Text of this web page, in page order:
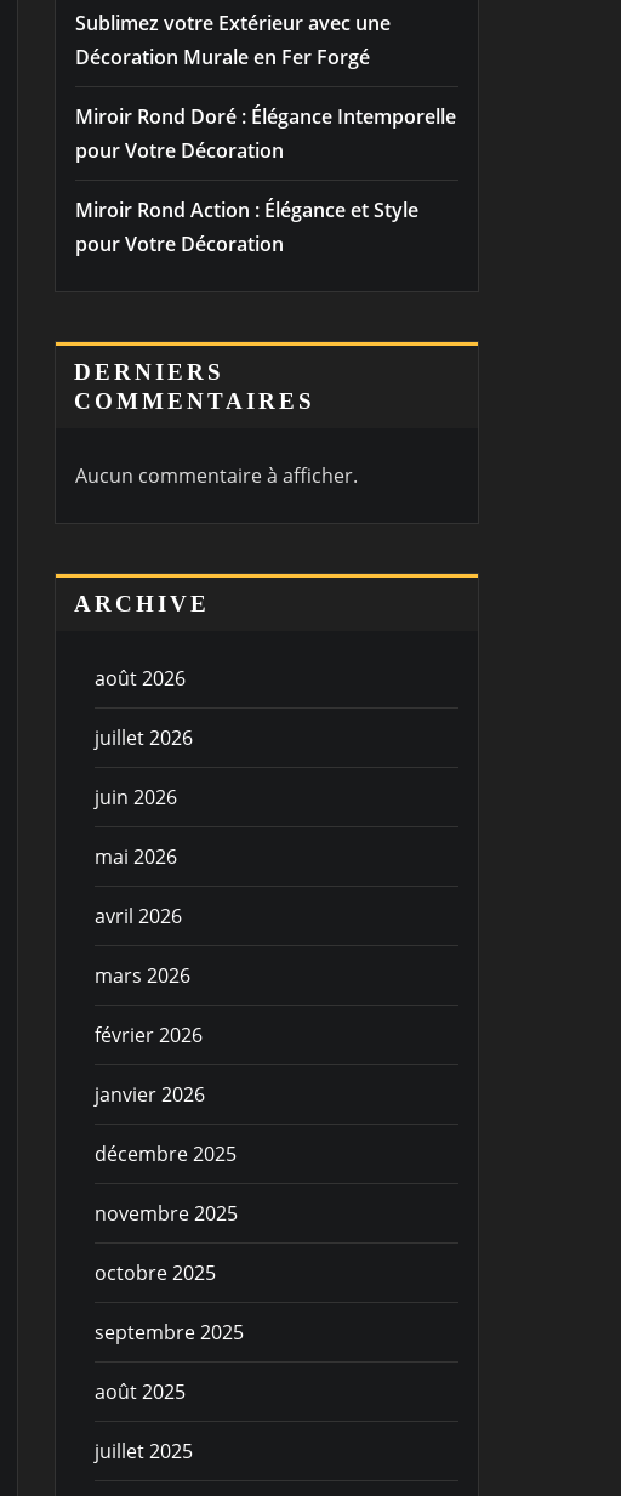
Sublimez votre Extérieur avec une
Décoration Murale en Fer Forgé
Miroir Rond Doré : Élégance Intemporelle
pour Votre Décoration
Miroir Rond Action : Élégance et Style
pour Votre Décoration
DERNIERS
COMMENTAIRES
Aucun commentaire à afficher.
ARCHIVE
août 2026
juillet 2026
juin 2026
mai 2026
avril 2026
mars 2026
février 2026
janvier 2026
décembre 2025
novembre 2025
octobre 2025
septembre 2025
août 2025
juillet 2025